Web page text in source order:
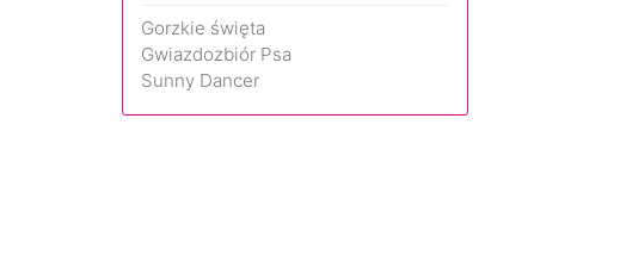
Gorzkie święta
Gwiazdozbiór Psa
Sunny Dancer